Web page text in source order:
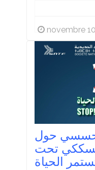
novembre
حول
تحت